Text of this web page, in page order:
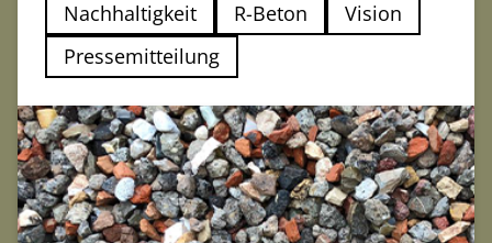
Nachhaltigkeit R-Beton
Vision
Pressemitteilung